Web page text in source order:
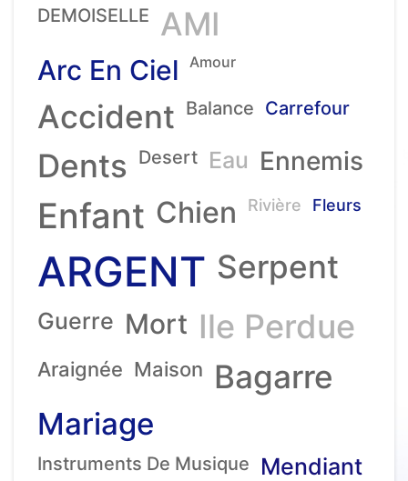
DEMOISELLE AMI
Arc En Ciel Amour
Accident Balance Carrefour
Dents Desert Eau Ennemis
Enfant Chien Rivière Fleurs
ARGENT Serpent
Guerre Mort Ile Perdue
Araignée Maison Bagarre
Mariage
Instruments De Musique Mendiant